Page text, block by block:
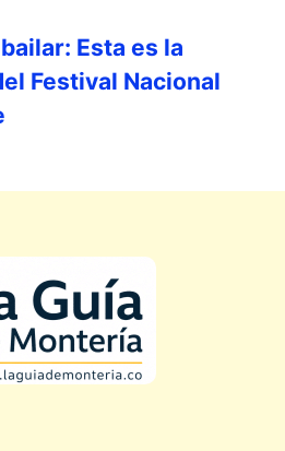
Esta es la
Festival Nacional